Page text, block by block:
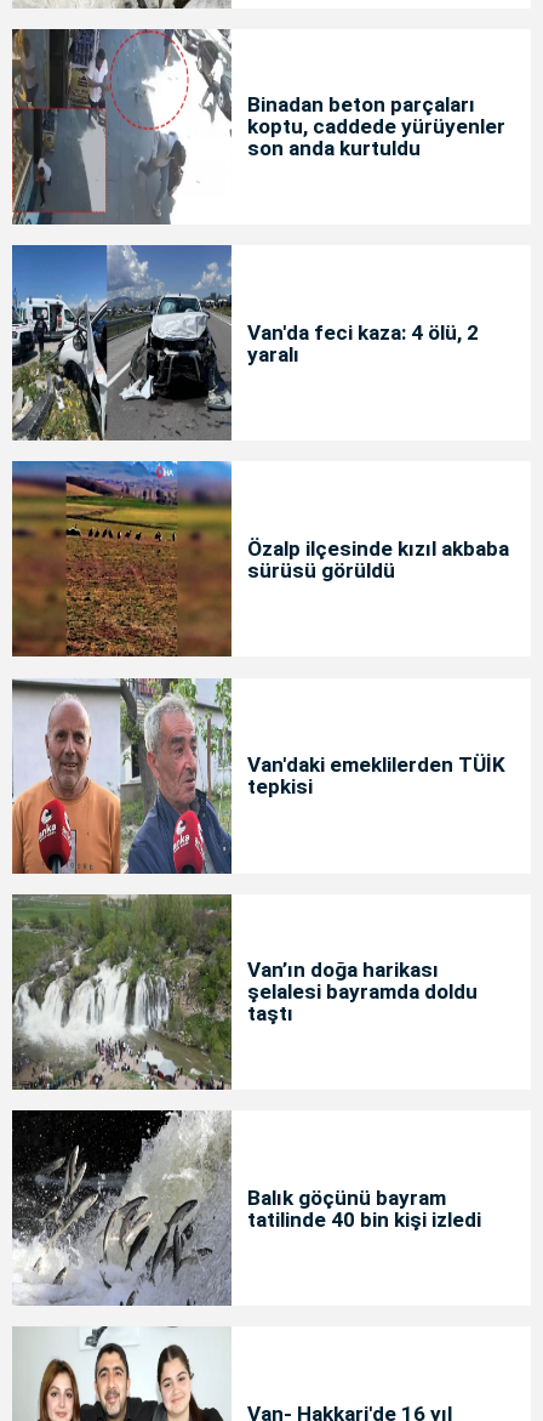
Binadan beton parçaları
koptu, caddede yürüyenler
son anda kurtuldu
Van'da feci kaza: 4 ölü, 2
yaralı
Özalp ilçesinde kızıl akbaba
sürüsü görüldü
Van'daki emeklilerden TÜİK
tepkisi
Van’ın doğa harikası
şelalesi bayramda doldu
taştı
Balık göçünü bayram
tatilinde 40 bin kişi izledi
Van- Hakkari'de 16 yıl